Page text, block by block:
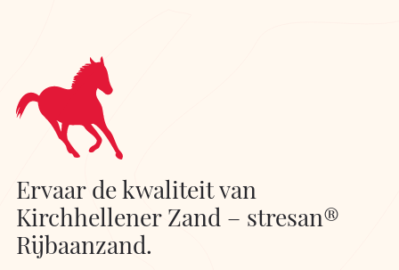
Ervaar de kwaliteit van
Kirchhellener Zand – stresan®
Rijbaanzand.